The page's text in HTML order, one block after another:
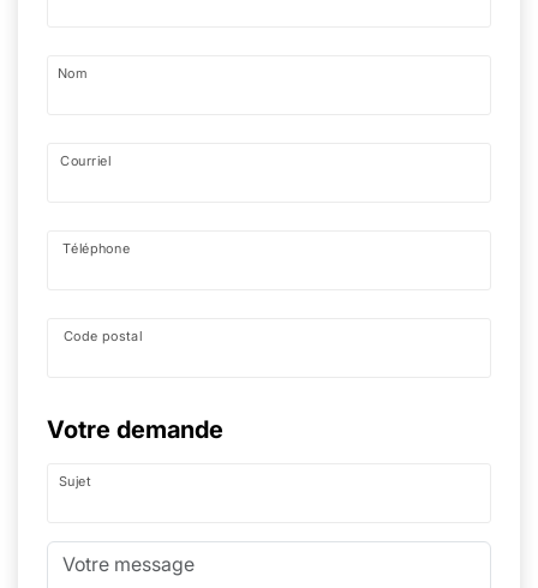
Nom
Courriel
Téléphone
Code postal
Votre demande
Sujet